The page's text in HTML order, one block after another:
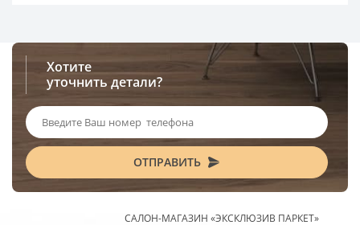
Хотите
уточнить детали?
ОТПРАВИТЬ
САЛОН-МАГАЗИН «ЭКСКЛЮЗИВ ПАРКЕТ»